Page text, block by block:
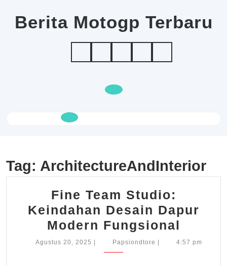
contentBerita Motogp Terbaru
Open
Tag: ArchitectureAndInterior
Fine Team Studio:
Keindahan Desain Dapur
Modern Fungsional
Team
Agustus 20, 2025 AgustusPapsiondtore Papsiondtore
4:57 pm